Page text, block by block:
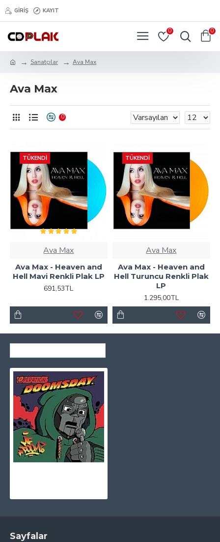
GIRIŞ KAYIT
0 0
Sanatçılar Ava Max
Ava Max
0
TÜKENDI
Ava Max
Ava Max - Heaven and
Hell Mavi Renkli Plak LP
691,53TL
TÜKENDI
Ava Max
Ava Max - Heaven and
Hell Turuncu Renkli Plak
LP
1.295,00TL
Sayfalar